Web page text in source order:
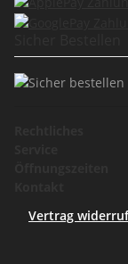
Vertrag